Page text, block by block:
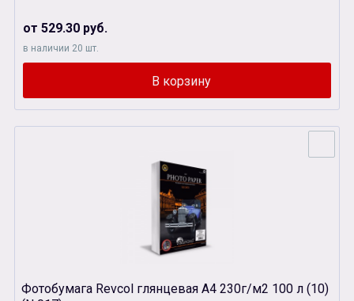
от 529.30 руб.
в наличии 20 шт.
Фотобумага Revcol глянцевая А4 230г/м2 100 л (10)